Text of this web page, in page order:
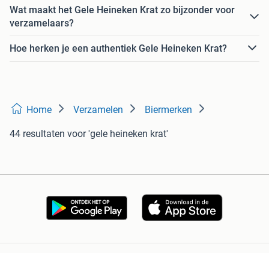
Wat maakt het Gele Heineken Krat zo bijzonder voor
verzamelaars?
Hoe herken je een authentiek Gele Heineken Krat?
Home Verzamelen Biermerken
44 resultaten voor 'gele heineken krat'